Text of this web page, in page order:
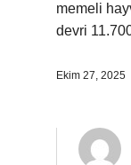
memeli
devri
Ekim 27, 2025